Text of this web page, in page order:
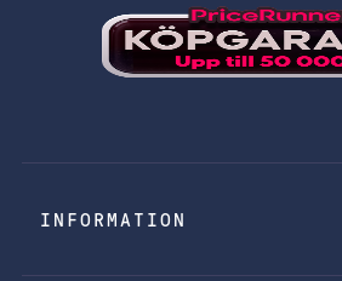
INFORMATION